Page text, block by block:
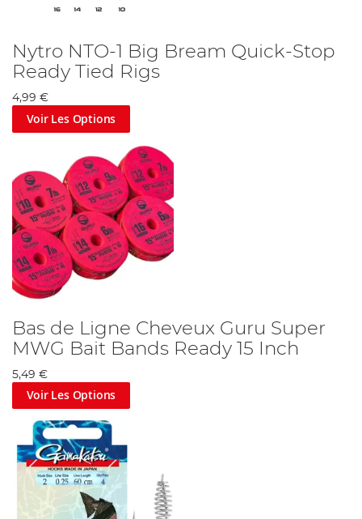
Nytro NTO-1 Big Bream Quick-Stop
Ready Tied Rigs
4,99 €
Voir Les Options
Bas de Ligne Cheveux Guru Super
MWG Bait Bands Ready 15 Inch
5,49 €
Voir Les Options